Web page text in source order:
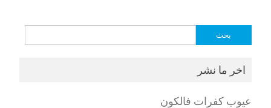
البحث
اخر ما نشر
عيوب كفرات فالكون